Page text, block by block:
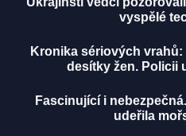
vyspělé
Kronika sériových vrahů:
desítky žen. Policii
Fascinující i
udeřila